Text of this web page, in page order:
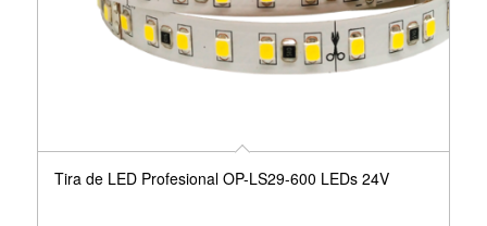
Tira de LED Profesional OP-LS29-600 LEDs 24V